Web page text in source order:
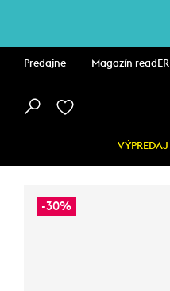
Predajne Magazín readER
VÝPREDAJ
-30%